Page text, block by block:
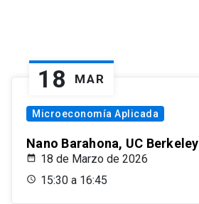
18 MAR
Microeconomía Aplicada
Nano Barahona, UC Berkeley
18 de Marzo de 2026
15:30 a 16:45